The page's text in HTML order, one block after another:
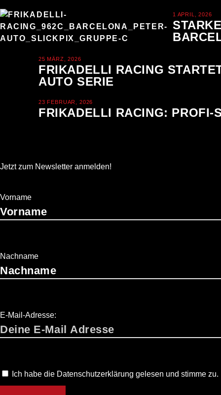
1 APRIL, 2026
25 MÄRZ, 2026
FRIKADELLI RACING
AUTO SERIE
23 FEBRUAR, 2026
FRIKADELLI RACING: PROFI-
Jetzt zum Newsletter anmelden!
Vorname
Nachname
E-Mail-Adresse:
Ich habe die Datenschutzerklärung gelesen und stimme zu.